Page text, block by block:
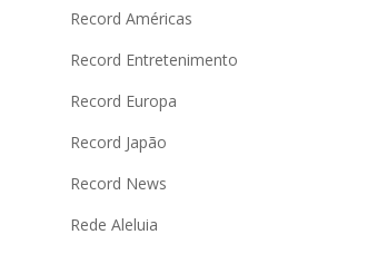
Record Américas
Record Entretenimento
Record Europa
Record Japão
Record News
Rede Aleluia